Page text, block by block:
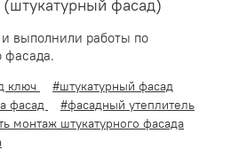
фасад)
выполнили работы по
фасада.
ключ
#штукатурный фасад
фасад
#фасадный утеплитель
монтаж штукатурного фасада